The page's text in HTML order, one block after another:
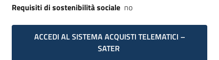
Requisiti di sostenibilità sociale no
ACCEDI AL SISTEMA ACQUISTI TELEMATICI –
SATER